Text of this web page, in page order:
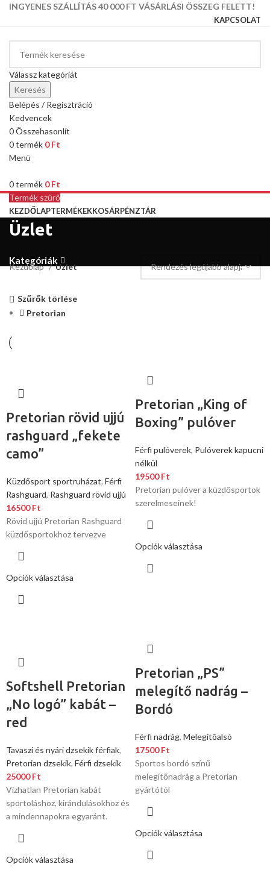
INGYENES SZÁLLÍTÁS 40 000 FT VÁSÁRLÁSI ÖSSZEG FELETT!
KAPCSOLAT
Válassz kategóriát
Keresés
Belépés / Regisztráció
Kedvencek
0Összehasonlít
0termék 0Ft
Menü
0termék 0Ft
Termék szűrő
KEZDŐLAPTERMÉKEKKOSÁRPÉNZTÁR
Üzlet
Kategóriák
Kezdőlap Üzlet
Szűrők törlése
Pretorian
Pretorian rövid ujjú
rashguard „fekete
camo”
Küzdősport sportruházat, Férfi
Rashguard, Rashguard rövid ujjú
16500Ft
Rövid ujjú Pretorian Rashguard
küzdősportokhoz tervezve
Opciók választása
Pretorian „King of
Boxing” pulóver
Férfi pulóverek, Pulóverek kapucni
nélkül
19500Ft
Pretorian pulóver a küzdősportok
szerelmeseinek!
Opciók választása
Softshell Pretorian
„No logó” kabát –
red
Tavaszi és nyári dzsekik férfiak,
Pretorian dzsekik, Férfi dzsekik
25000Ft
Vízhatlan Pretorian kabát
sportoláshoz, kirándulásokhoz és
a mindennapokra egyaránt.
Opciók választása
Pretorian „PS”
melegítő nadrág –
Bordó
Férfi nadrág, Melegítõalsó
17500Ft
Sportos bordó színű
melegítőnadrág a Pretorian
gyártótól
Opciók választása